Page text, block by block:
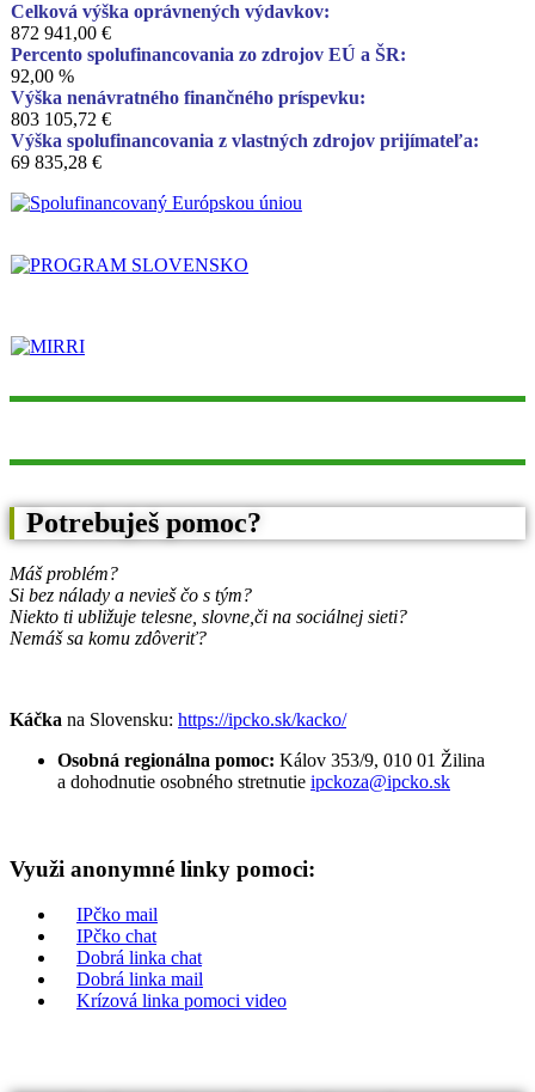
Celková výška oprávnených výdavkov:
872 941,00 €
Percento spolufinancovania zo zdrojov EÚ a ŠR:
92,00 %
Výška nenávratného finančného príspevku:
803 105,72 €
Výška spolufinancovania z vlastných zdrojov prijímateľa:
69 835,28 €
Potrebuješ pomoc?
Máš problém?
Si bez nálady a nevieš čo s tým?
Niekto ti ubližuje telesne, slovne, či na sociálnej sieti?
Nemáš sa komu zdôveriť?
Káčka na Slovensku: https://ipcko.sk/kacko/
Osobná regionálna pomoc: Kálov 353/9, 010 01 Žilina
a dohodnutie osobného stretnutie ipckoza@ipcko.sk
Využi anonymné linky pomoci:
IPčko mail
IPčko chat
Dobrá linka chat
Dobrá linka mail
Krízová linka pomoci video